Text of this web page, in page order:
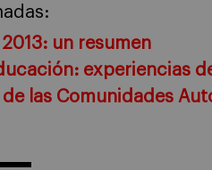
un resumen
experiencias
las Comunidades